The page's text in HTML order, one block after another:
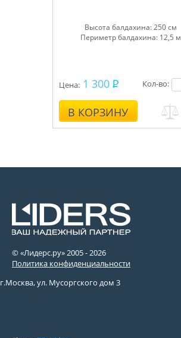
Высота балдахина: 250 см
Периметр балдахина: 12,5 м
Цена: 1 300
В КОРЗИНУ
Кол-во:
© «Лидерс.ру» 2005 -2026
Политика конфиденциальности
г.Москва, ул. Мусоргского дом 3